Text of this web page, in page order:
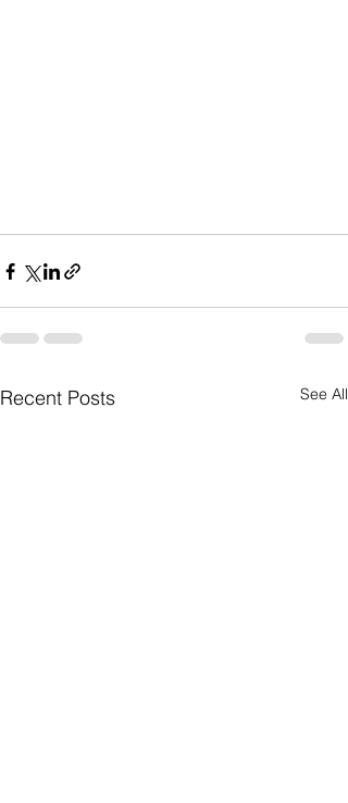
Recent Posts See All